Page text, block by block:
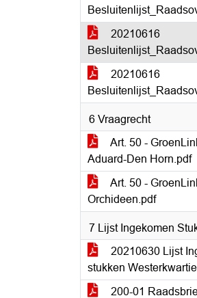
20210616
20210616
6 Vraagrecht
Art. 50 -
Aduard-Den Horn.pdf
Art. 50 -
Orchideen.pdf
7 Lijst Ingekomen
20210630 Lijst
stukken
200-01